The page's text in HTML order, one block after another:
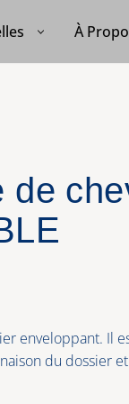
À
de
enveloppant. Il
du dossier et